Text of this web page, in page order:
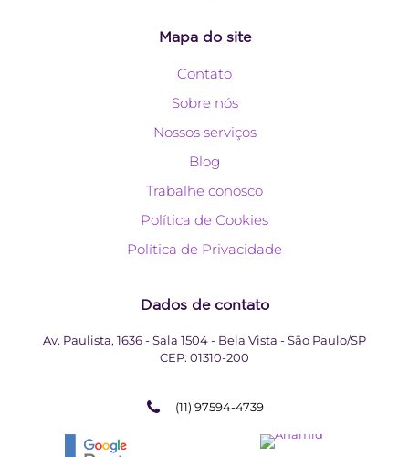
Mapa do site
Contato
Sobre nós
Nossos serviços
Blog
Trabalhe conosco
Política de Cookies
Política de Privacidade
Dados de contato
Av. Paulista, 1636 - Sala 1504 - Bela Vista - São Paulo/SP
CEP: 01310-200
(11) 97594-4739